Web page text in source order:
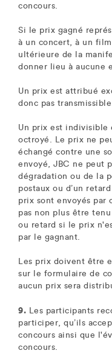
concours.
Si le prix gagné
à un concert, à un
ultérieure de la
donner lieu à aucune
Un prix est attribué
donc pas
Un prix est indivisible
octroyé. Le prix ne
échangé contre une
envoyé, JBC ne peut
dégradation ou de la
postaux ou d’un
prix sont envoyés par
pas non plus être
ou retard si le prix
par le gagnant.
Les prix doivent être
sur l​e formulaire de
aucun prix sera
9. Les participants
participer, qu’ils
concours ainsi que
concours.